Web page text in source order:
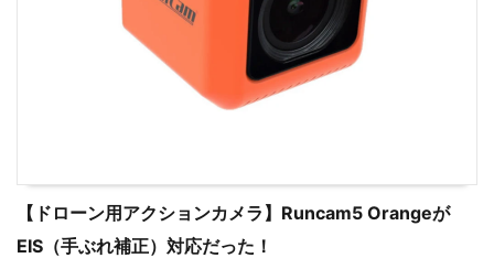
【ドローン用アクションカメラ】Runcam5 Orangeが
EIS（手ぶれ補正）対応だった！